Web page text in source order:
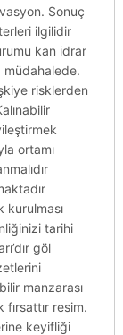
Sonuç
ilgilidir
kan idrar
risklerden
ortamı
kurulması
tarihi
göl
manzarası
resim.
keyifliği